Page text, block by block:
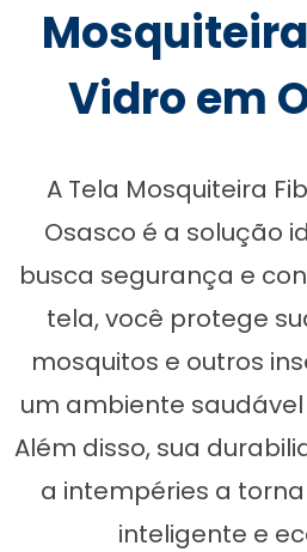
Vidro em
A Tela Mosquiteira
Osasco é a solução
busca segurança e
tela, você protege
mosquitos e outros
um ambiente
Além disso, sua
a intempéries a
inteligente e